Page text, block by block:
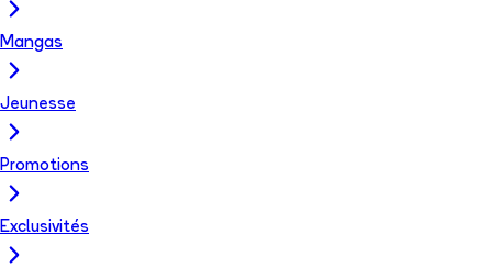
Mangas
Jeunesse
Promotions
Exclusivités